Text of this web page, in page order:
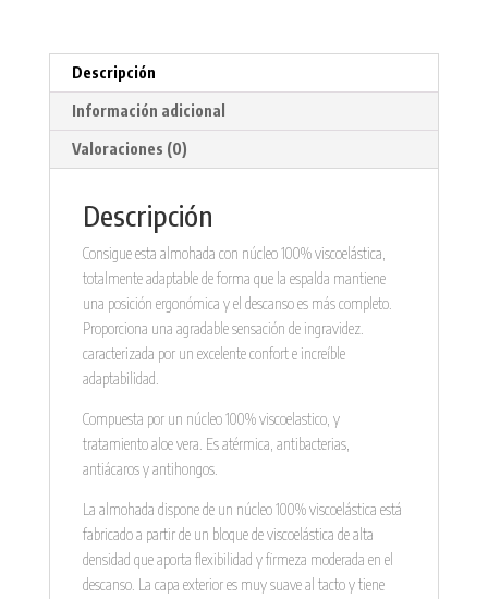
Descripción
Información adicional
Valoraciones (0)
Descripción
Consigue esta almohada con núcleo 100% viscoelástica,
totalmente adaptable de forma que la espalda mantiene
una posición ergonómica y el descanso es más completo.
Proporciona una agradable sensación de ingravidez.
caracterizada por un excelente confort e increíble
adaptabilidad.
Compuesta por un núcleo 100% viscoelastico, y
tratamiento aloe vera. Es atérmica, antibacterias,
antiácaros y antihongos.
La almohada dispone de un núcleo 100% viscoelástica está
fabricado a partir de un bloque de viscoelástica de alta
densidad que aporta flexibilidad y firmeza moderada en el
descanso. La capa exterior es muy suave al tacto y tiene